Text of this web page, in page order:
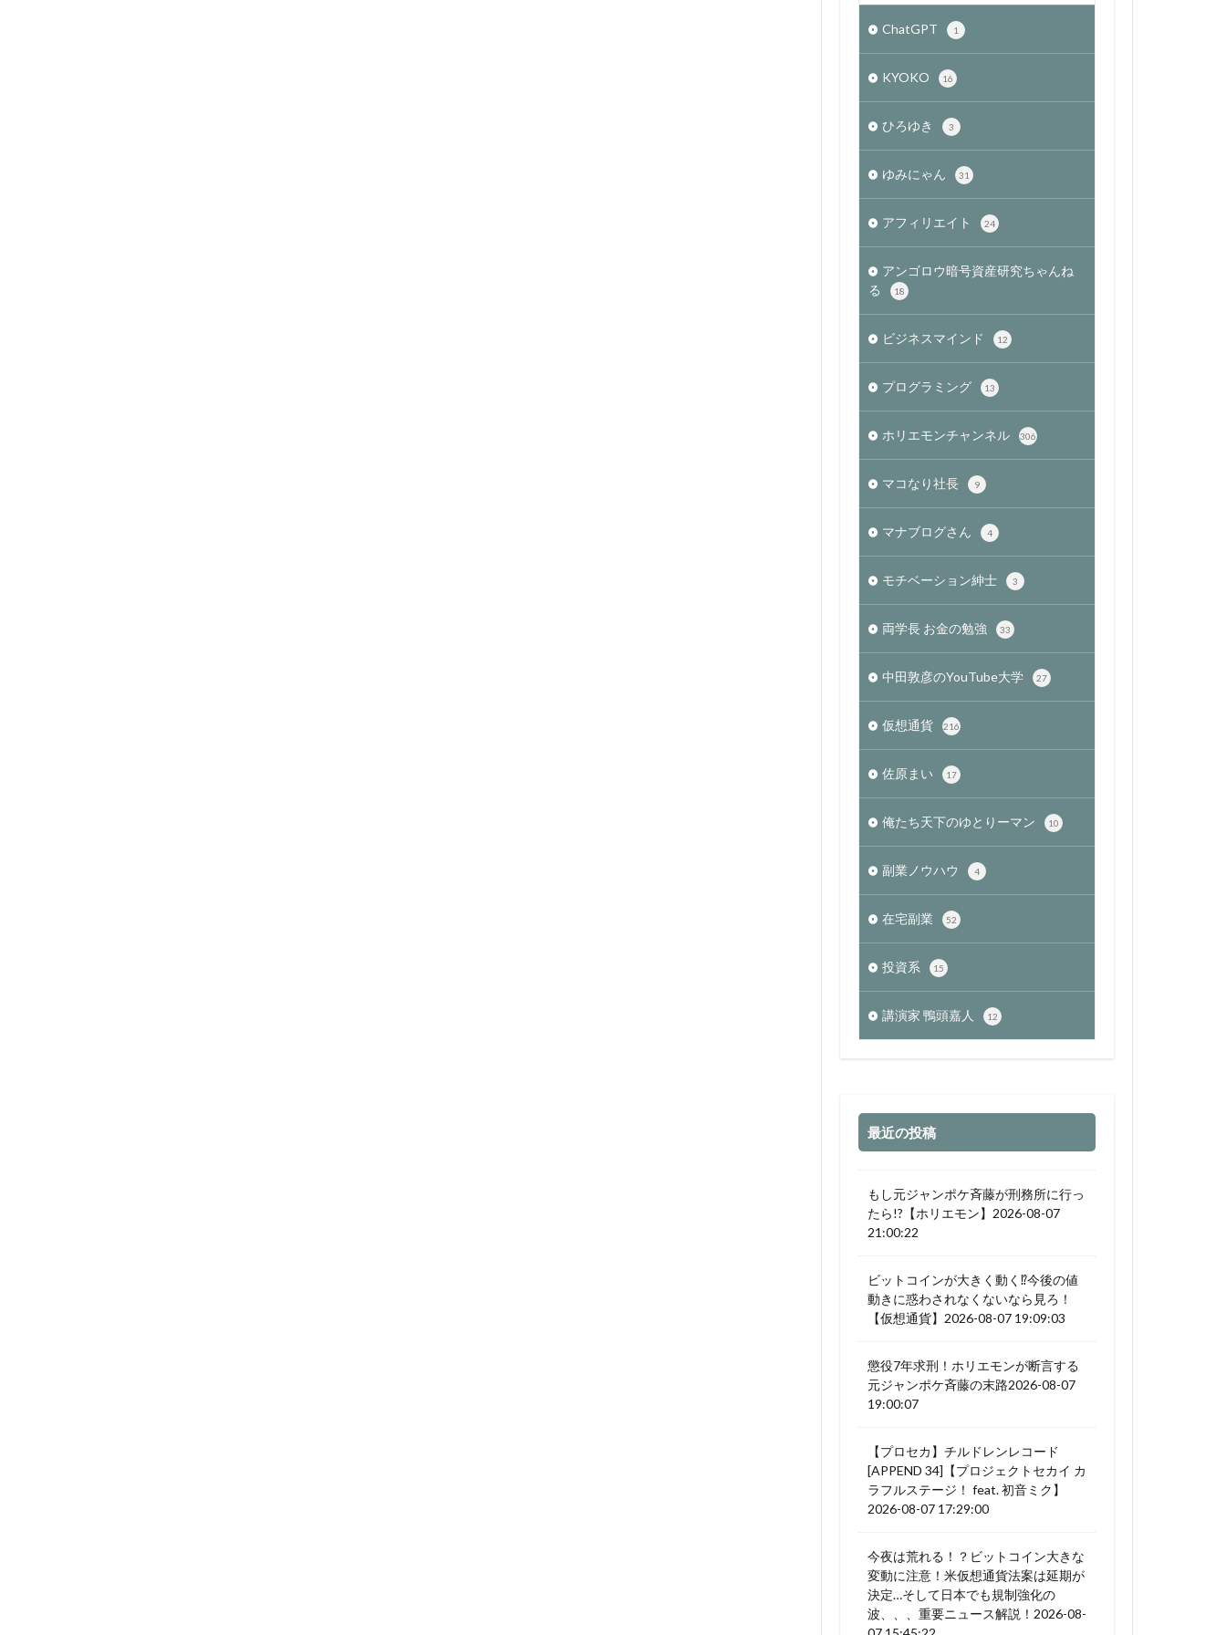
ChatGPT 1
KYOKO 16
ひろゆき 3
ゆみにゃん 31
アフィリエイト 24
アンゴロウ暗号資産研究ちゃんね
る
18
ビジネスマインド 12
プログラミング 13
ホリエモンチャンネル 306
マコなり社長 9
マナブログさん 4
モチベーション紳士 3
両学長 お金の勉強 33
中田敦彦のYouTube大学 27
仮想通貨 216
佐原まい 17
俺たち天下のゆとりーマン 10
副業ノウハウ 4
在宅副業 52
投資系 15
講演家 鴨頭嘉人 12
最近の投稿
もし元ジャンポケ斉藤が刑務所に行っ
たら!?【ホリエモン】2026-08-07
21:00:22
ビットコインが大きく動く⁉今後の値
動きに惑わされなくないなら見ろ！
【仮想通貨】2026-08-07 19:09:03
懲役7年求刑！ホリエモンが断言する
元ジャンポケ斉藤の末路2026-08-07
19:00:07
【プロセカ】チルドレンレコード
[APPEND 34]【プロジェクトセカイ カ
ラフルステージ！ feat. 初音ミク】
2026-08-07 17:29:00
今夜は荒れる！？ビットコイン大きな
変動に注意！米仮想通貨法案は延期が
決定…そして日本でも規制強化の
波、、、重要ニュース解説！2026-08-